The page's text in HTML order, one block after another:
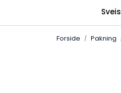
Sveis
Forside Pakning